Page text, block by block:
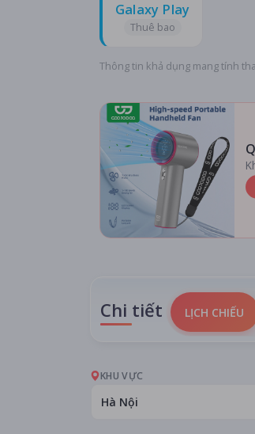
Galaxy Play
Thuê bao
Thông tin khả dụng mang tính
Chi tiết LỊCH CHIẾU
KHU VỰC
Hà Nội